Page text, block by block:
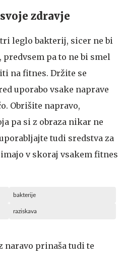
zdravje
leglo bakterij, sicer ne bi
pa to ne bi smel
na fitnes. Držite se
uporabo vsake naprave
Obrišite napravo,
pa si z obraza nikar ne
tudi sredstva za
v skoraj vsakem fitnes
bakterije
raziskava
naravo prinaša tudi te